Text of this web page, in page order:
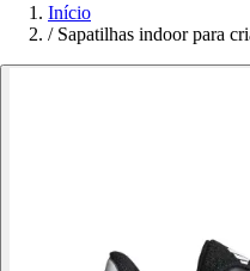
Início
/ Sapatilhas indoor para